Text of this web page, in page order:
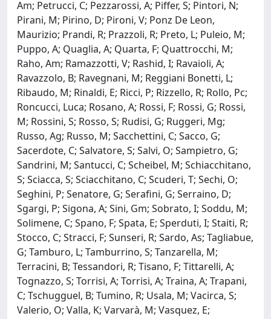
Am; Petrucci, C; Pezzarossi, A; Piffer, S; Pintori, N;
Pirani, M; Pirino, D; Pironi, V; Ponz De Leon,
Maurizio; Prandi, R; Prazzoli, R; Preto, L; Puleio, M;
Puppo, A; Quaglia, A; Quarta, F; Quattrocchi, M;
Raho, Am; Ramazzotti, V; Rashid, I; Ravaioli, A;
Ravazzolo, B; Ravegnani, M; Reggiani Bonetti, L;
Ribaudo, M; Rinaldi, E; Ricci, P; Rizzello, R; Rollo, Pc;
Roncucci, Luca; Rosano, A; Rossi, F; Rossi, G; Rossi,
M; Rossini, S; Rosso, S; Rudisi, G; Ruggeri, Mg;
Russo, Ag; Russo, M; Sacchettini, C; Sacco, G;
Sacerdote, C; Salvatore, S; Salvi, O; Sampietro, G;
Sandrini, M; Santucci, C; Scheibel, M; Schiacchitano,
S; Sciacca, S; Sciacchitano, C; Scuderi, T; Sechi, O;
Seghini, P; Senatore, G; Serafini, G; Serraino, D;
Sgargi, P; Sigona, A; Sini, Gm; Sobrato, I; Soddu, M;
Solimene, C; Spano, F; Spata, E; Sperduti, I; Staiti, R;
Stocco, C; Stracci, F; Sunseri, R; Sardo, As; Tagliabue,
G; Tamburo, L; Tamburrino, S; Tanzarella, M;
Terracini, B; Tessandori, R; Tisano, F; Tittarelli, A;
Tognazzo, S; Torrisi, A; Torrisi, A; Traina, A; Trapani,
C; Tschugguel, B; Tumino, R; Usala, M; Vacirca, S;
Valerio, O; Valla, K; Varvarà, M; Vasquez, E;